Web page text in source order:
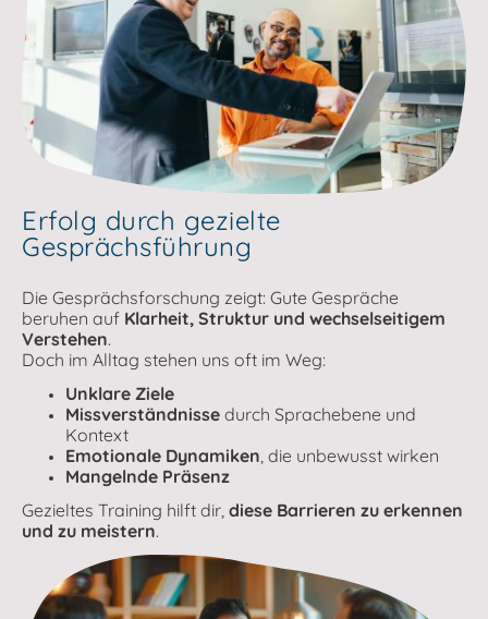
Erfolg durch gezielte
Gesprächsführung
Die Gesprächsforschung zeigt: Gute Gespräche
beruhen auf Klarheit, Struktur und wechselseitigem
Verstehen.
Doch im Alltag stehen uns oft im Weg:
Unklare Ziele
Missverständnisse durch Sprachebene und
Kontext
Emotionale Dynamiken, die unbewusst wirken
Mangelnde Präsenz
Gezieltes Training hilft dir, diese Barrieren zu erkennen
und zu meistern.